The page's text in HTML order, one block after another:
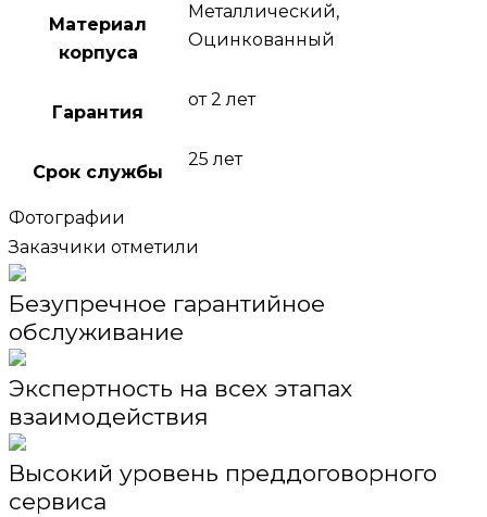
Материал
корпуса
Металлический,
Оцинкованный
Гарантия
от 2 лет
Срок службы
25 лет
Фотографии
Заказчики отметили
Безупречное гарантийное
обслуживание
Экспертность на всех этапах
взаимодействия
Высокий уровень преддоговорного
сервиса